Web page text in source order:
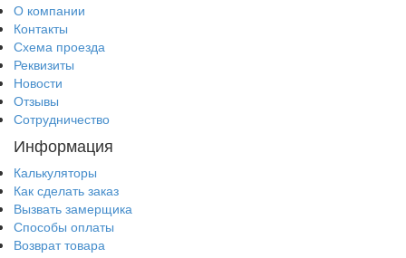
О компании
Контакты
Схема проезда
Реквизиты
Новости
Отзывы
Сотрудничество
Информация
Калькуляторы
Как сделать заказ
Вызвать замерщика
Способы оплаты
Возврат товара